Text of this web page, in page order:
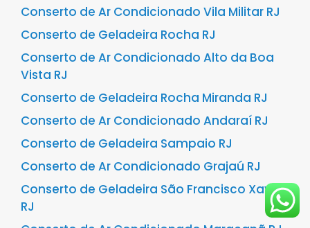
Conserto de Ar Condicionado Vila Militar RJ
Conserto de Geladeira Rocha RJ
Conserto de Ar Condicionado Alto da Boa
Vista RJ
Conserto de Geladeira Rocha Miranda RJ
Conserto de Ar Condicionado Andaraí RJ
Conserto de Geladeira Sampaio RJ
Conserto de Ar Condicionado Grajaú RJ
Conserto de Geladeira São Francisco Xavier
RJ